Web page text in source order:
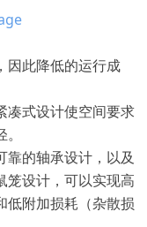
因此降低的运行成
凑式设计使空间要求
靠的轴承设计，以及
笼设计，可以实现高
低附加损耗（杂散损